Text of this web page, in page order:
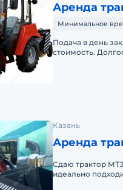
Аренда
Минимальное
Подача в день
стоимость.
Казань
Аренда
Сдаю трактор
идеально